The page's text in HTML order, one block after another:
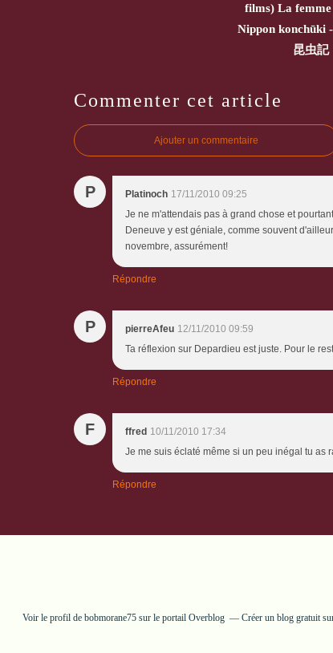
films) La femme
Nippon konchūki
昆虫記
Commenter cet article
Ajouter un commentaire
P Platinoch 17/11/2010 09:25
Je ne m'attendais pas à grand chose et
Deneuve y est géniale, comme souvent
novembre, assurément!
Répondre
P pierreAfeu 12/11/2010 09:59
Ta réflexion sur Depardieu est juste. Pour le
Répondre
F ffred 10/11/2010 17:34
Je me suis éclaté même si un peu inégal tu as
Répondre
Voir le profil de bobmorane75 sur le portail Overblog Créer un blog gratuit